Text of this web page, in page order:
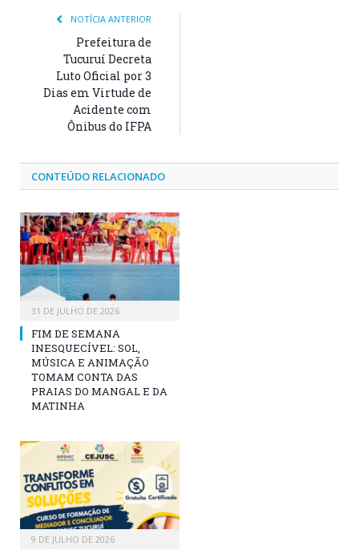
NOTÍCIA ANTERIOR
Prefeitura de
Tucuruí Decreta
Luto Oficial por 3
Dias em Virtude de
Acidente com
Ônibus do IFPA
CONTEÚDO RELACIONADO
31 DE JULHO DE 2026
FIM DE SEMANA
INESQUECÍVEL: SOL,
MÚSICA E ANIMAÇÃO
TOMAM CONTA DAS
PRAIAS DO MANGAL E DA
MATINHA
9 DE JULHO DE 2026